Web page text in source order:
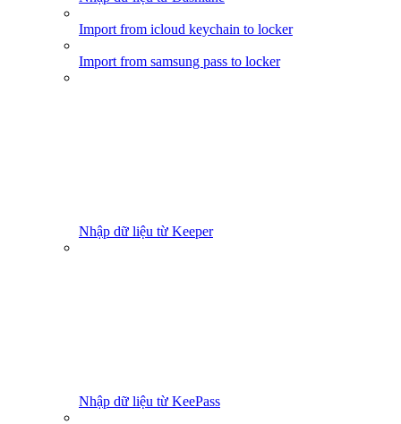
Import from icloud keychain to locker
Import from samsung pass to locker
Nhập dữ liệu từ Keeper
Nhập dữ liệu từ KeePass